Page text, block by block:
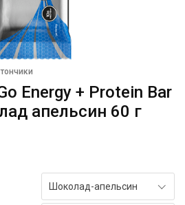
Energy + Protein Bar
апельсин 60 г
Шоколад-апельсин